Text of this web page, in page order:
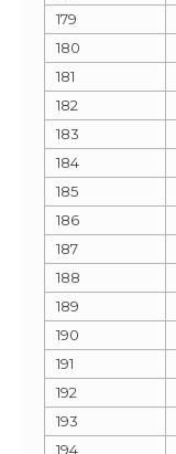
179
180
181
182
183
184
185
186
187
188
189
190
191
192
193
194